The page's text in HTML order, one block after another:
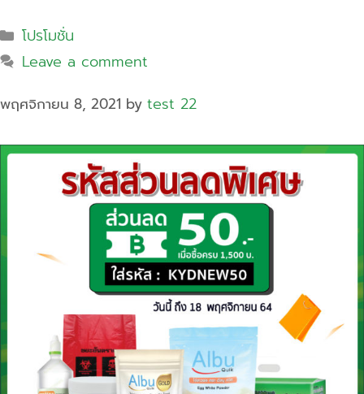
โปรโมชั่น
Leave a comment
พฤศจิกายน 8, 2021 by test 22